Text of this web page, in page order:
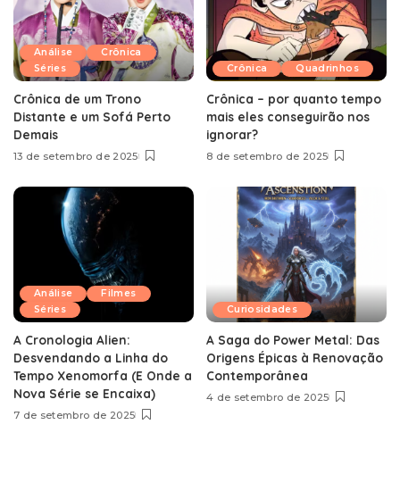
Análise
Crônica
Séries
Crônica de um Trono
Distante e um Sofá Perto
Demais
13 de setembro de 2025
Crônica Quadrinhos
Crônica – por quanto tempo
mais eles conseguirão nos
ignorar?
8 de setembro de 2025
Análise
Filmes
Séries
A Cronologia Alien:
Desvendando a Linha do
Tempo Xenomorfa (E Onde a
Nova Série se Encaixa)
7 de setembro de 2025
Curiosidades
A Saga do Power Metal: Das
Origens Épicas à Renovação
Contemporânea
4 de setembro de 2025